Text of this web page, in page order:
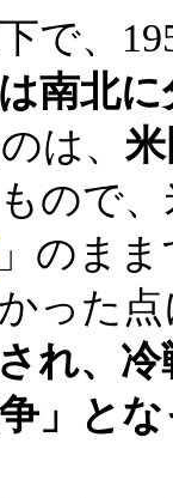
で、
南北に
は、
ので
」のま
った
れ、
」と